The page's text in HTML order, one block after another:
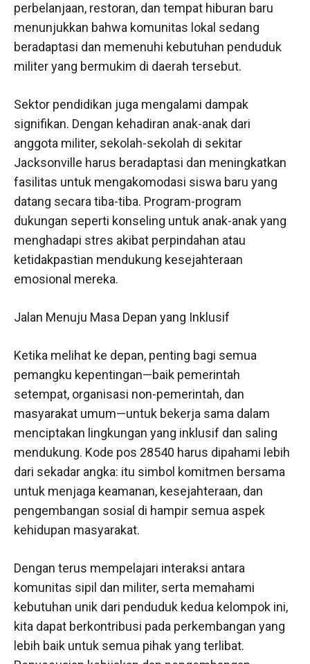
perbelanjaan, restoran, dan tempat hiburan baru
menunjukkan bahwa komunitas lokal sedang
beradaptasi dan memenuhi kebutuhan penduduk
militer yang bermukim di daerah tersebut.
Sektor pendidikan juga mengalami dampak
signifikan. Dengan kehadiran anak-anak dari
anggota militer, sekolah-sekolah di sekitar
Jacksonville harus beradaptasi dan meningkatkan
fasilitas untuk mengakomodasi siswa baru yang
datang secara tiba-tiba. Program-program
dukungan seperti konseling untuk anak-anak yang
menghadapi stres akibat perpindahan atau
ketidakpastian mendukung kesejahteraan
emosional mereka.
Jalan Menuju Masa Depan yang Inklusif
Ketika melihat ke depan, penting bagi semua
pemangku kepentingan—baik pemerintah
setempat, organisasi non-pemerintah, dan
masyarakat umum—untuk bekerja sama dalam
menciptakan lingkungan yang inklusif dan saling
mendukung. Kode pos 28540 harus dipahami lebih
dari sekadar angka: itu simbol komitmen bersama
untuk menjaga keamanan, kesejahteraan, dan
pengembangan sosial di hampir semua aspek
kehidupan masyarakat.
Dengan terus mempelajari interaksi antara
komunitas sipil dan militer, serta memahami
kebutuhan unik dari penduduk kedua kelompok ini,
kita dapat berkontribusi pada perkembangan yang
lebih baik untuk semua pihak yang terlibat.